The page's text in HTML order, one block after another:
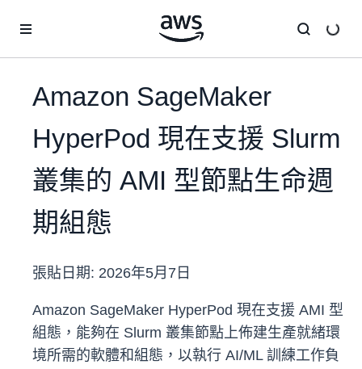
Amazon SageMaker
HyperPod 現在支援 Slurm
叢集的 AMI 型節點生命週
期組態
張貼日期: 2026年5月7日
Amazon SageMaker HyperPod 現在支援 AMI 型
組態，能夠在 Slurm 叢集節點上佈建生產就緒環
境所需的軟體和組態，以執行 AI/ML 訓練工作負